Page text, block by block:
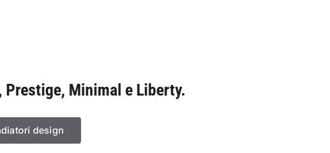
Minimal e Liberty.
design